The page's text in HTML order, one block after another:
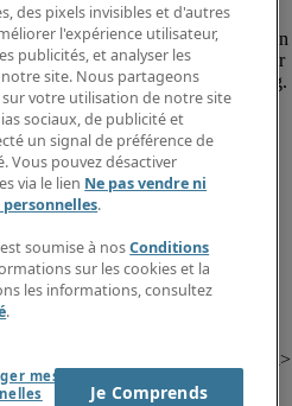
naar een
(m/v/x)</strong> ter versterking van
functie ben je verantwoordelijk voor
van de leveranciersboekhouding.
een bredere rol in het beheer en
p><p>
p><ul><li>Verwerken van
digitale systemen (zoals EDI,
li><li>Voorbereiden en uitvoeren
uitzonderingen</li><li>Opvolgen
li><li>Beheren en
balansrekeningen</li><li>Waken
en periodetoewijzing</li>
liquiditeitsplanning</li>
en automatisering van AP-
li><li>Fungeren als
binnen finance</li></ul>
Manager en werkt samen met
p><p>
des pixels invisibles et d'autres
l'expérience utilisateur,
publicités, et analyser les
site. Nous partageons
votre utilisation de notre site
sociaux, de publicité et
un signal de préférence de
Vous pouvez désactiver
via le lien Ne pas vendre ni
.
soumise à nosConditions
sur les cookies et la
les informations, consultez
.
mes
Je Comprends